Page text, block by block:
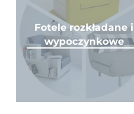
Fotele rozkładane i
wypoczynkowe